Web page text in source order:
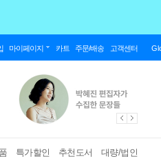
마이페이지 카트 주문/배송 고객센터
특가할인 추천도서 대량/법인